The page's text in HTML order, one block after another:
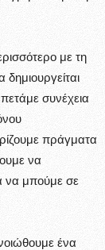
με τη
συνέχεια
πράγματα
να
να μπούμε σε
ένα